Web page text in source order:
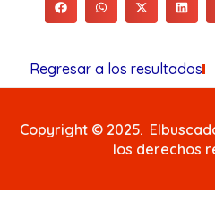
Regresar a los resultados
Copyright © 2025.
los derechos